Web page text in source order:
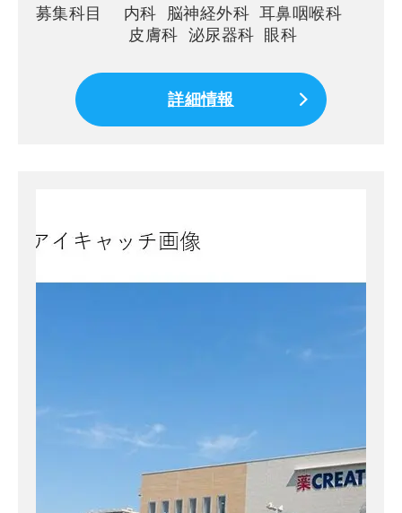
募集科目
内科 脳神経外科 耳鼻咽喉科
皮膚科 泌尿器科 眼科
詳細情報